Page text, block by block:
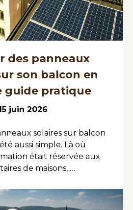
des panneaux
son balcon en
guide pratique
juin 2026
solaires sur balcon
été aussi simple. Là où
était réservée aux
de maisons, …